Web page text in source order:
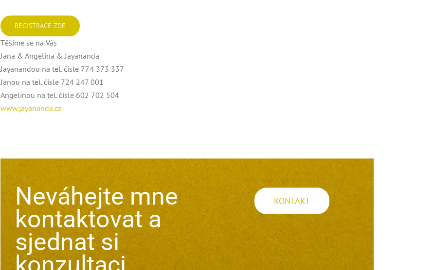
REGISTRACE ZDE
Těšíme se na Vás
Jana & Angelína & Jayananda
Jayanandou na tel. čísle 774 373 337
Janou na tel. čísle 724 247 001
Angelínou na tel. čísle 602 702 504
www.jayananda.cz
Neváhejte mne
kontaktovat a
sjednat si
KONTAKT